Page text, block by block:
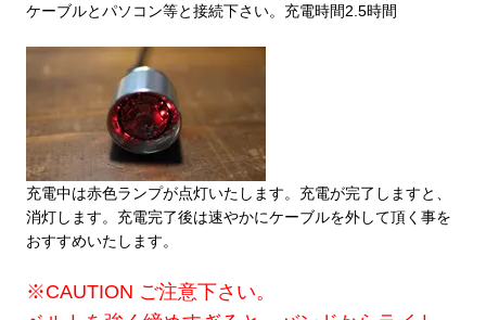
ケーブルとパソコン等と接続下さい。充電時間2.5時間
充電中は赤色ランプが点灯いたします。充電が完了しますと、
消灯します。充電完了後は速やかにケーブルを外して頂く事を
おすすめいたします。
※CAUTION ご注意下さい。